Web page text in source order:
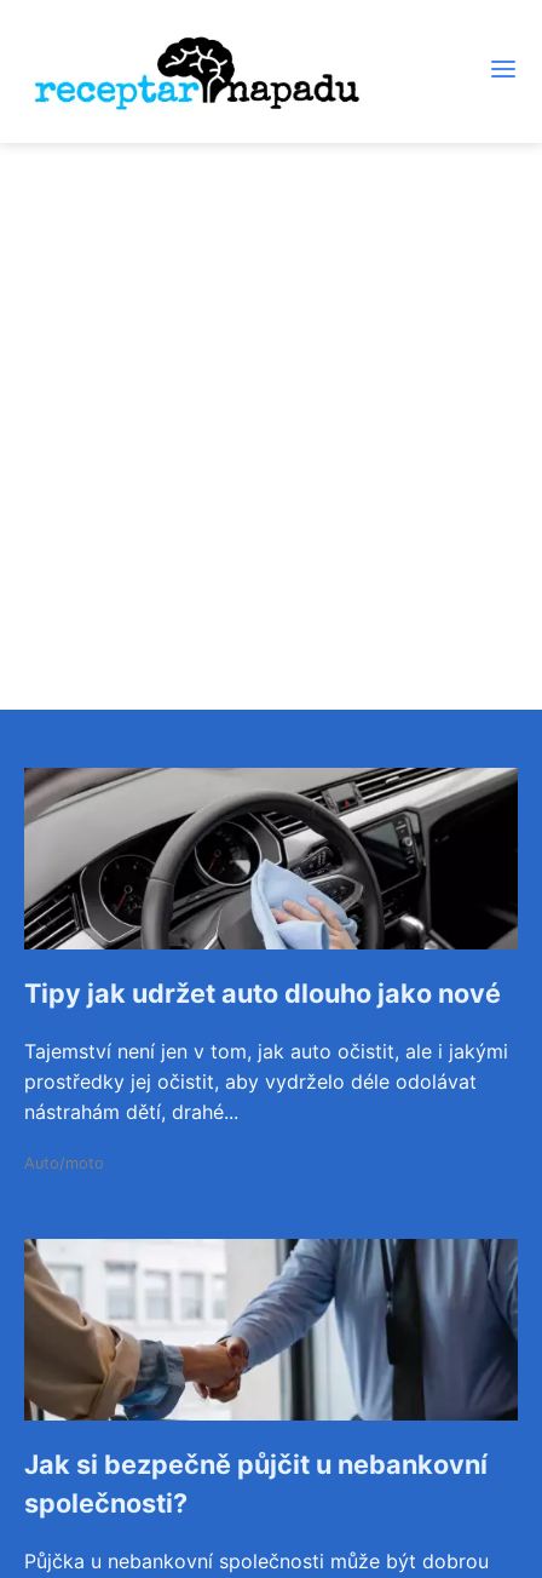
Tipy jak udržet auto dlouho jako nové
Tajemství není jen v tom, jak auto očistit, ale i jakými
prostředky jej očistit, aby vydrželo déle odolávat
nástrahám dětí, drahé...
Auto/moto
Jak si bezpečně půjčit u nebankovní
společnosti?
Půjčka u nebankovní společnosti může být dobrou